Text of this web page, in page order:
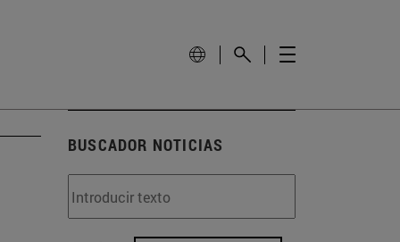
BUSCADOR NOTICIAS